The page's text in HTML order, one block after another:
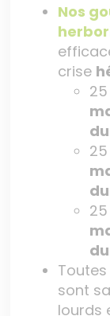
Nos
crise
Toutes
sont
lourds